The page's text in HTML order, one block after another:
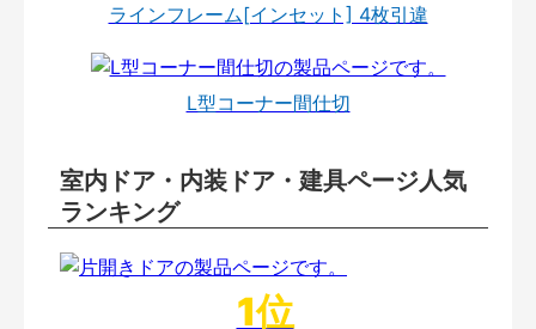
ラインフレーム[インセット] 4枚引違
L型コーナー間仕切
室内ドア・内装ドア・建具ページ人気
ランキング